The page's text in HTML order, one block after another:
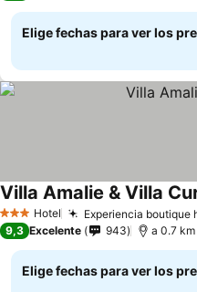
Elige fechas para ver los
3 Estrellas
Hotel Experiencia boutique
Villa Amalie & Villa
9,3 Excelente 943 a 0.7
Elige fechas para ver los